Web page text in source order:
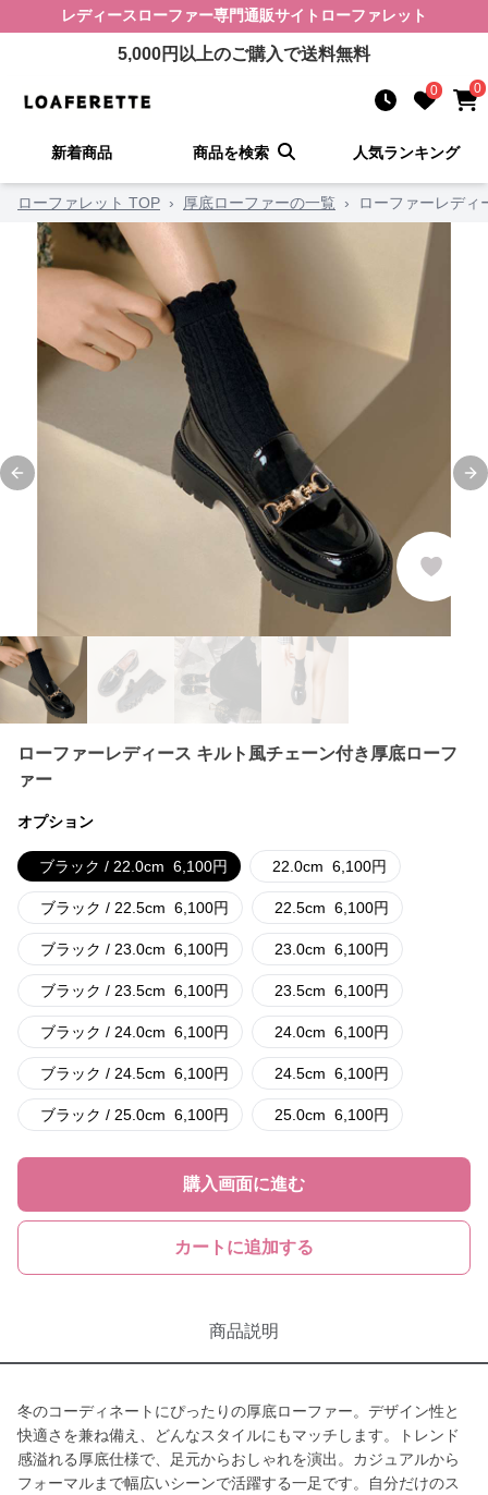
レディースローファー専門通販サイト ローファレット
5,000円以上のご購入で送料無料
0 0
新着商品 商品を検索 人気ランキング
ローファレット TOP › 厚底ローファーの一覧 › ローファーレディ
Previous slide
ローファーレディース キルト風チェーン付き厚底ローフ
ァー
オプション
ブラック / 22.0cm 6,100円 22.0cm 6,100円
ブラック / 22.5cm 6,100円 22.5cm 6,100円
ブラック / 23.0cm 6,100円 23.0cm 6,100円
ブラック / 23.5cm 6,100円 23.5cm 6,100円
ブラック / 24.0cm 6,100円 24.0cm 6,100円
ブラック / 24.5cm 6,100円 24.5cm 6,100円
ブラック / 25.0cm 6,100円 25.0cm 6,100円
購入画面に進む
カートに追加する
商品説明
冬のコーディネートにぴったりの厚底ローファー。デザイン性と
快適さを兼ね備え、どんなスタイルにもマッチします。トレンド
感溢れる厚底仕様で、足元からおしゃれを演出。カジュアルから
フォーマルまで幅広いシーンで活躍する一足です。自分だけのス